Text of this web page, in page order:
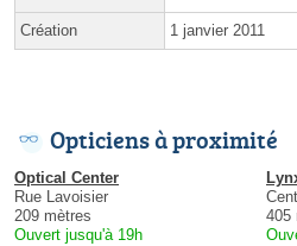
Création 1 janvier 2011
Opticiens à proximité
Optical Center
Rue Lavoisier
209 mètres
Ouvert jusqu'à 19h
405